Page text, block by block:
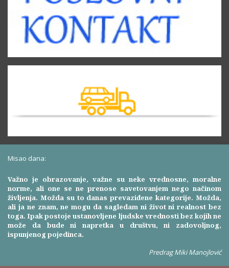
Misao dana:
Važno je obrazovanje, važne su neke vrednosne, moralne
norme, ali one se ne prenose savetovanjem nego načinom
življenja. Možda su to danas prevaziđene kategorije. Možda,
ali ja ne znam, ne mogu da sagledam ni život ni realnost bez
toga. Ipak postoje ustanovljene ljudske vrednosti bez kojih ne
može da bude ni napretka u društvu, ni zadovoljnog,
ispunjenog pojedinca.
Predrag Miki Manojlović